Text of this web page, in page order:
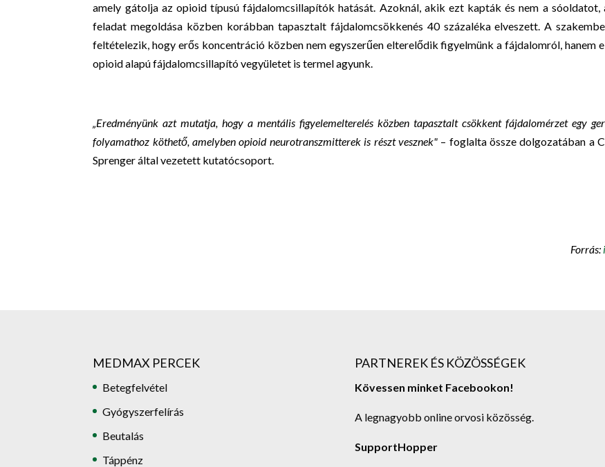
amely gátolja az opioid típusú fájdalomcsillapítók hatását. Azoknál, akik ezt kapták és nem a sóoldatot,
feladat megoldása közben korábban tapasztalt fájdalomcsökkenés 40 százaléka elveszett. A
feltételezik, hogy erős koncentráció közben nem egyszerűen elterelődik figyelmünk a fájdalomról, hanem
opioid alapú fájdalomcsillapító vegyületet is termel agyunk.
„Eredményünk azt mutatja, hogy a mentális figyelemelterelés közben tapasztalt csökkent fájdalomérzet egy
folyamathoz köthető, amelyben opioid neurotranszmitterek is részt vesznek" – foglalta össze dolgozatában a
Sprenger által vezetett kutatócsoport.
Forrás:
MEDMAX PERCEK
Betegfelvétel
Gyógyszerfelírás
Beutalás
Táppénz
PARTNEREK ÉS KÖZÖSSÉGEK
Kövessen minket Facebookon!
A legnagyobb online orvosi közösség.
SupportHopper